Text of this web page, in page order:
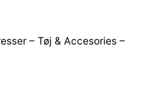
– Tøj & Accesories –